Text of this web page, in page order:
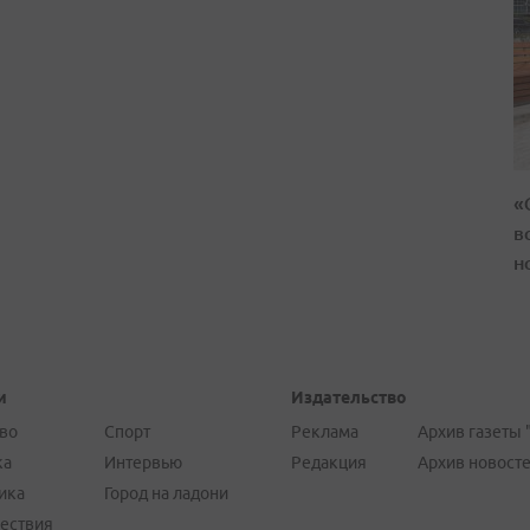
Спорт
Интервью
Город на ладони
Издательство
Реклама
Редакция
Архив газеты
Архив